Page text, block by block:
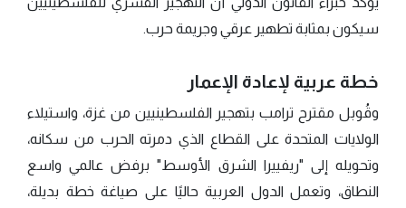
سيكون بمثابة تطهير عرقي وجريمة حرب.
خطة عربية لإعادة الإعمار
وقُوبل مقترح ترامب بتهجير الفلسطينيين من غزة، واستيلاء
الولايات المتحدة على القطاع الذي دمرته الحرب من سكانه،
وتحويله إلى "ريفييرا الشرق الأوسط" برفض عالمي واسع
النطاق، وتعمل الدول العربية حاليًا على صياغة خطة بديلة،